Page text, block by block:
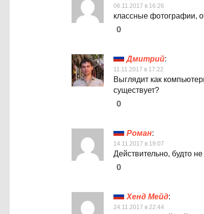
06.11.2017 в 16:26
классные фотографии,
0
Дмитрий:
11.11.2017 в 17:22
Выглядит как
существует?
0
Роман:
14.11.2017 в 19:07
Действительно, будто
0
Хенд Мейд:
24.11.2017 в 22:44